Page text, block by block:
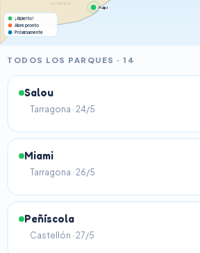
ALMERÍA
Pulpí
¡Abierto!
Abre pronto
Próximamente
TODOS LOS PARQUES · 14
Salou
Tarragona · 24/5
Miami
Tarragona · 26/5
Peñíscola
Castellón · 27/5